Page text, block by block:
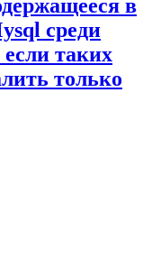
в
среди
таких
только